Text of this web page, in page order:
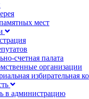
мест
счетная палата
организации
избирательная
в администрацию